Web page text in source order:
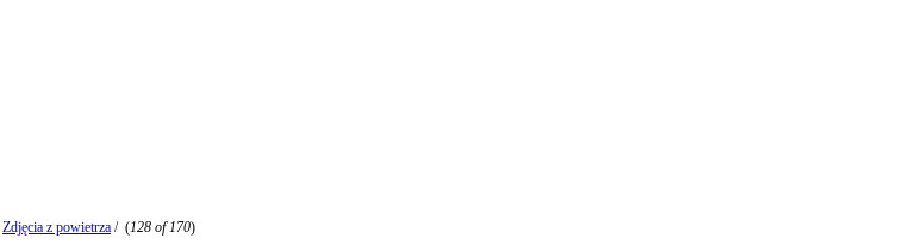
Zdjęcia z powietrza / (128 of 170)